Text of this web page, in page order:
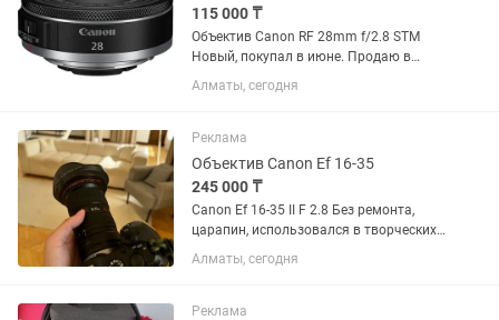
115 000 ₸
Объектив Canon RF 28mm f/2.8 STM
Новый, покупал в июне. Продаю в
связи ненадобностью.
Алматы, сегодня
Реклама
Объектив Canon Ef 16-35
245 000 ₸
Canon Ef 16-35 II F 2.8 Без ремонта,
царапин, использовался в творческих
целях, в банкетах не был. Состояние
10/10. Торг минимальный. Продаю так
Алматы, сегодня
Реклама